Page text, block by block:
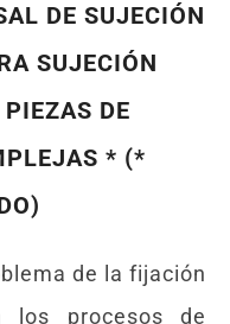
DE SUJECIÓN
SUJECIÓN
DE
* (*
de la fijación
los procesos de